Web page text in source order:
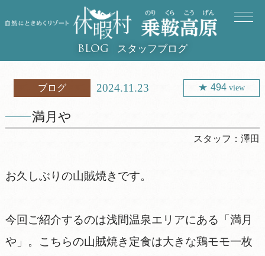
BLOG スタッフブログ
ブログ 2024.11.23 494 view
満月や
スタッフ：澤田
お久しぶりの山賊焼きです。
今回ご紹介するのは浅間温泉エリアにある「満月
や」。こちらの山賊焼き定食は大きな鶏モモ一枚